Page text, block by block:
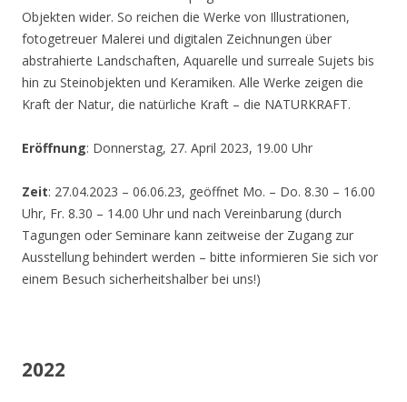
Objekten wider. So reichen die Werke von Illustrationen,
fotogetreuer Malerei und digitalen Zeichnungen über
abstrahierte Landschaften, Aquarelle und surreale Sujets bis
hin zu Steinobjekten und Keramiken. Alle Werke zeigen die
Kraft der Natur, die natürliche Kraft – die NATURKRAFT.
Eröffnung: Donnerstag, 27. April 2023, 19.00 Uhr
Zeit: 27.04.2023 – 06.06.23, geöffnet Mo. – Do. 8.30 – 16.00
Uhr, Fr. 8.30 – 14.00 Uhr und nach Vereinbarung (durch
Tagungen oder Seminare kann zeitweise der Zugang zur
Ausstellung behindert werden – bitte informieren Sie sich vor
einem Besuch sicherheitshalber bei uns!)
2022